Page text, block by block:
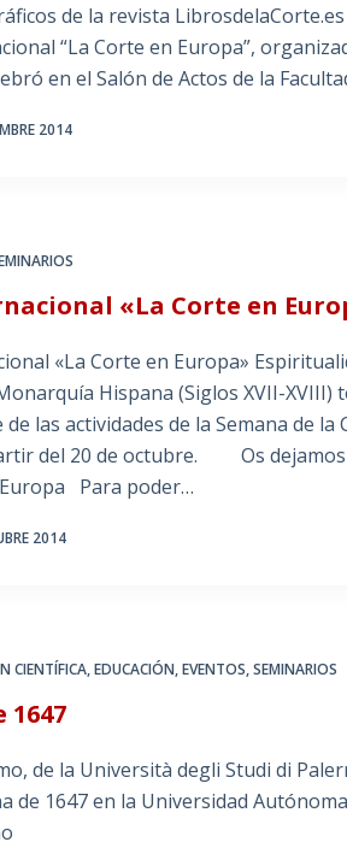
de la revista
“La Corte en Europa”,
en el Salón de Actos de la
2014
«La Corte en
«La Corte en Europa»
Hispana (Siglos XVII-
las actividades de la Semana de
del 20 de octubre. Os dejamos
Para poder…
2014
CIENTÍFICA,EDUCACIÓN,EVENTOS,SEMINARIOS
de la Università degli Studi di
de 1647 en la Universidad